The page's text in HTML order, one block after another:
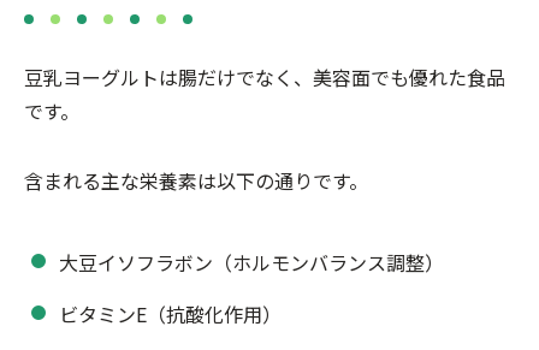
豆乳ヨーグルトは腸だけでなく、美容面でも優れた食品
です。
含まれる主な栄養素は以下の通りです。
大豆イソフラボン（ホルモンバランス調整）
ビタミンE（抗酸化作用）